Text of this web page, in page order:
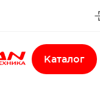
Каталог